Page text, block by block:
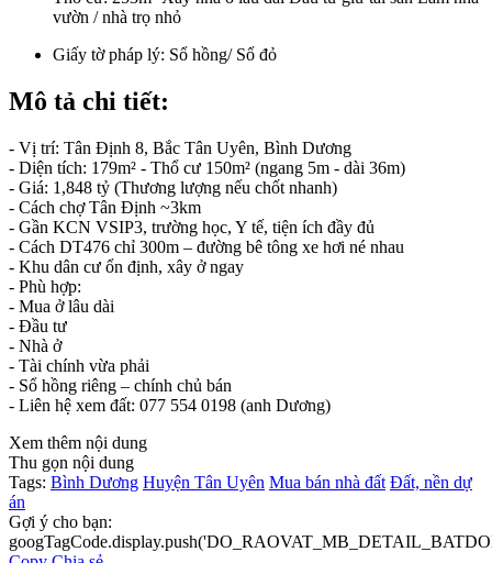
vườn / nhà trọ nhỏ
Giấy tờ pháp lý: Sổ hồng/ Sổ đỏ
Mô tả chi tiết:
- Vị trí: Tân Định 8, Bắc Tân Uyên, Bình Dương
- Diện tích: 179m² - Thổ cư 150m² (ngang 5m - dài 36m)
- Giá: 1,848 tỷ (Thương lượng nếu chốt nhanh)
- Cách chợ Tân Định ~3km
- Gần KCN VSIP3, trường học, Y tế, tiện ích đầy đủ
- Cách DT476 chỉ 300m – đường bê tông xe hơi né nhau
- Khu dân cư ổn định, xây ở ngay
- Phù hợp:
- Mua ở lâu dài
- Đầu tư
- Nhà ở
- Tài chính vừa phải
- Sổ hồng riêng – chính chủ bán
- Liên hệ xem đất: 077 554 0198 (anh Dương)
Xem thêm nội dung
Thu gọn nội dung
Tags: Bình Dương Huyện Tân Uyên Mua bán nhà đất Đất, nền dự
án
Gợi ý cho bạn: